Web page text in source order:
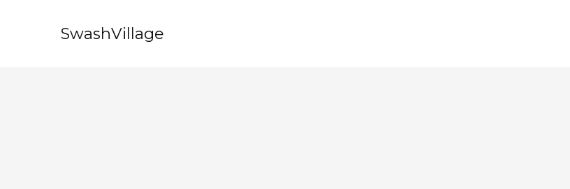
SwashVillage